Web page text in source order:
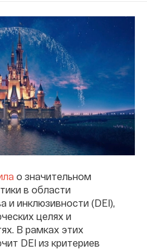
о значительном
в области
и инклюзивности (DEI),
целях и
В рамках этих
DEI из критериев